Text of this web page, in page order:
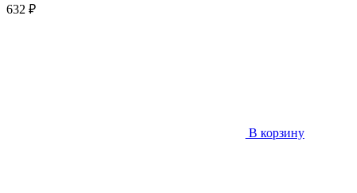
632 ₽
В корзину